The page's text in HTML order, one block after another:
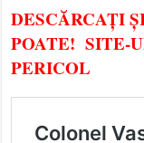
DESCĂRCAȚI
POATE! SITE-
PERICOL